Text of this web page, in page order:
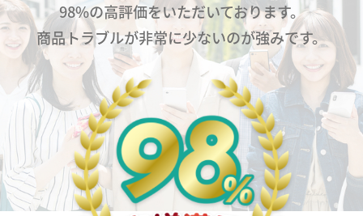
98%の高評価をいただいております。
商品トラブルが非常に少ないのが強みです。